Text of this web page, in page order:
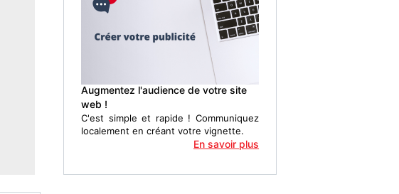
Augmentez l'audience de votre site
web !
C'est simple et rapide ! Communiquez
localement en créant votre vignette.
En savoir plus